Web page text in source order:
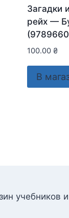
Загадки
рейх —
100.00 ₴
В
учебников и